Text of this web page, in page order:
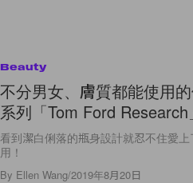
Beauty
不分男女、膚質都能使用
系列「Tom Ford Research
看到潔白俐落的瓶身設計就忍不住愛
用！
By Ellen Wang/2019年8月20日